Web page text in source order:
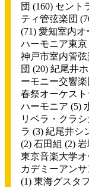
団 (160) セント
ティ管弦楽団
(71) 愛知室内オ
ハーモニア東京
神戸市室内管弦
団 (20) 紀尾井
ーモニー交響楽
春祭オーケスト
ハーモニア (5)
リベラ・クラシ
ラ (3) 紀尾井シ
(2) 石田組 (2) 岩
東京音楽大学
カデミーアン
(1) 東海グスタ